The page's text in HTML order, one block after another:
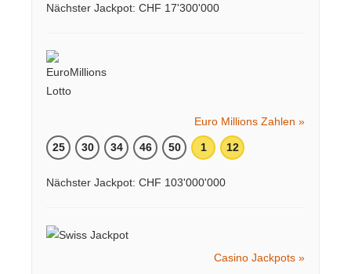
Nächster Jackpot: CHF 17'300'000
Euro Millions Zahlen »
25 30 34 46 50 1 12
Nächster Jackpot: CHF 103'000'000
Casino Jackpots »